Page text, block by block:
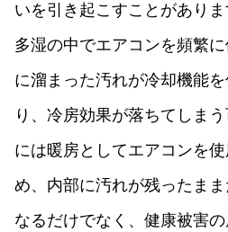
いを引き起こすことがあり
多湿の中でエアコンを頻繁
に溜まった汚れが冷却機能
り、冷房効果が落ちてしま
には暖房としてエアコンを
め、内部に汚れが残ったま
なるだけでなく、健康被害の